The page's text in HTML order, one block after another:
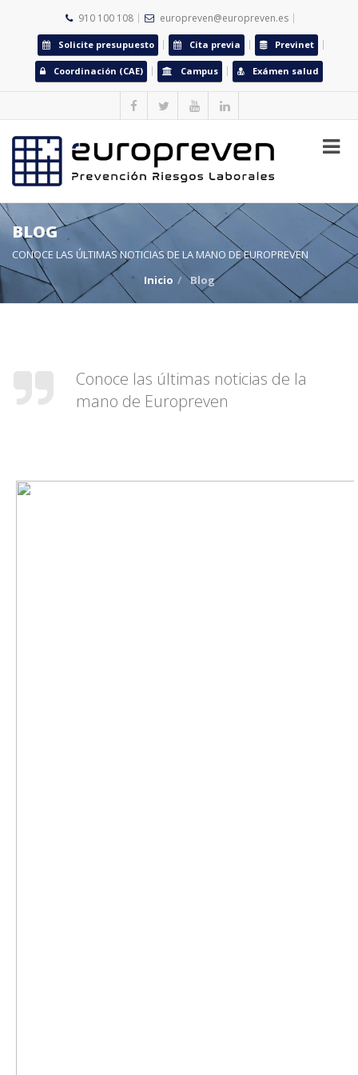
910 100 108 europreven@europreven.es
Solicite presupuesto Cita previa Previnet
Coordinación (CAE) Campus Exámen salud
BLOG
CONOCE LAS ÚLTIMAS NOTICIAS DE LA MANO DE EUROPREVEN
Inicio
Blog
Conoce las últimas noticias de la
mano de Europreven